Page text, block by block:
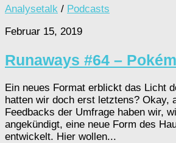
Analysetalk / Podcasts
Februar 15, 2019
Runaways #64 –
Ein neues Format erblickt das Licht
hatten wir doch erst letztens? Okay,
Feedbacks der Umfrage haben wir,
angekündigt, eine neue Form des
entwickelt. Hier wollen...